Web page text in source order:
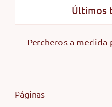
Últimos
Percheros a medida
Páginas